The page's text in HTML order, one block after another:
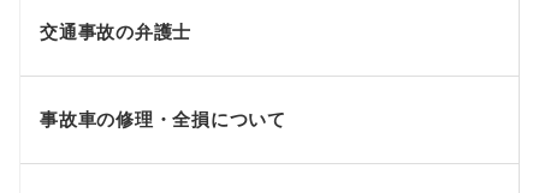
交通事故の弁護士
事故車の修理・全損について